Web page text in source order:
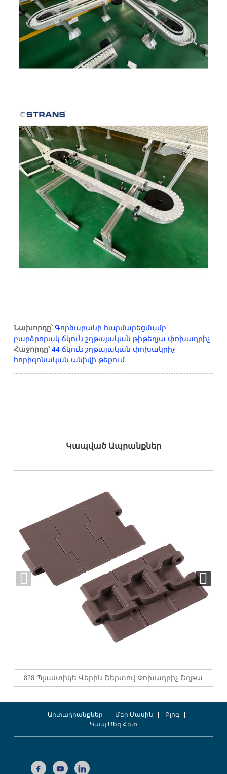
Նախորդը՝ Գործարանի հարմարեցմամբ
բարձրորակ ճկուն շղթայական թիթեղյա փոխադրիչ
Հաջորդը՝ 44 ճկուն շղթայական փոխակրիչ
հորիզոնական անիվի թեքում
Կապված Ապրանքներ
828 Պլաստիկե Վերին Շերտով Փոխադրիչ Շղթա
Արտադրանքներ Մեր Մասին
Բլոգ
Կապ Մեզ Հետ